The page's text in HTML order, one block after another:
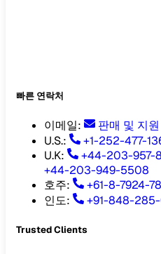
빠른 연락처
이메일:
판매 및 지원
U.S.:
+1-252-477-
U.K:
+44-203-957-
+44-203-949-5508
호주:
+61-8-7924-
인도: +91-848-
Trusted Clients